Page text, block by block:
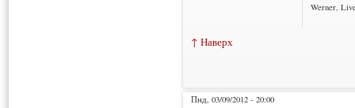
Werner,
↑ Наверх
Пнд, 03/09/2012 - 20:00